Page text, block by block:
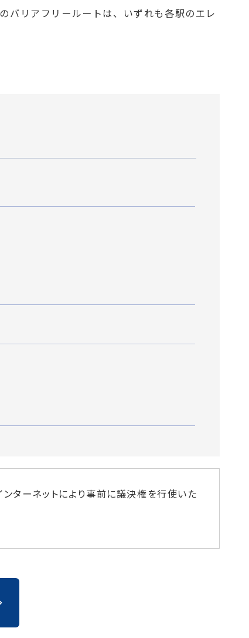
リアフリールートは、いずれも各駅のエレ
ターネットにより事前に議決権を行使いた